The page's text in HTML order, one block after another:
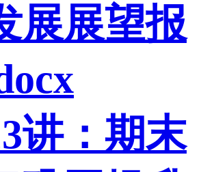
展展望报
讲：期末